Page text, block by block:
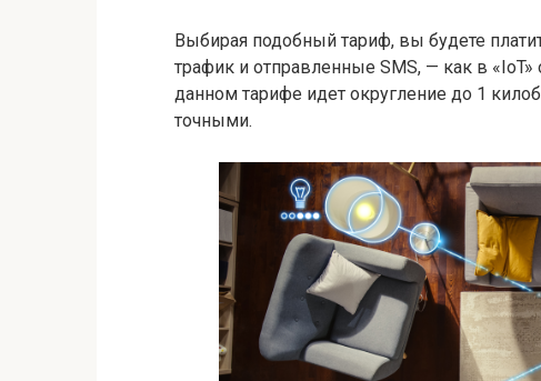
Выбирая подобный тариф, вы будете
трафик и отправленные SMS, — как в «IoT»
данном тарифе идет округление до 1
точными.